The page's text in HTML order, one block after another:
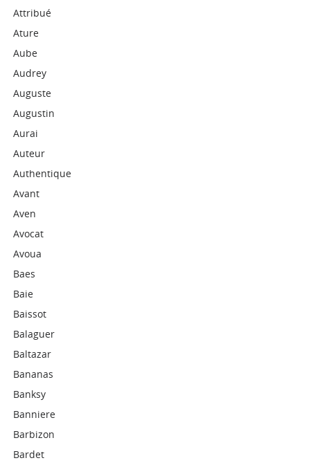
Attribué
Ature
Aube
Audrey
Auguste
Augustin
Aurai
Auteur
Authentique
Avant
Aven
Avocat
Avoua
Baes
Baie
Baissot
Balaguer
Baltazar
Bananas
Banksy
Banniere
Barbizon
Bardet